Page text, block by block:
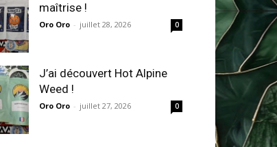
maîtrise !
Oro Oro - juillet 28, 2026 0
J’ai découvert Hot Alpine
Weed !
Oro Oro - juillet 27, 2026 0